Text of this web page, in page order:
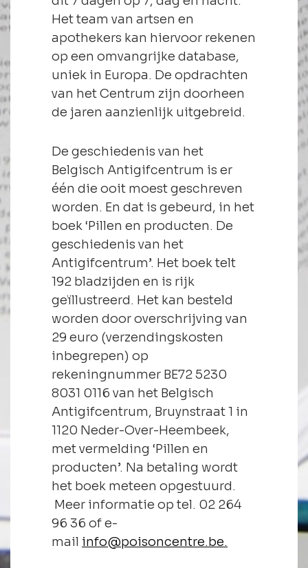
Het team van artsen en
apothekers kan hiervoor rekenen
op een omvangrijke database,
uniek in Europa. De opdrachten
van het Centrum zijn doorheen
de jaren aanzienlijk uitgebreid.
De geschiedenis van het
Belgisch Antigifcentrum is er
één die ooit moest geschreven
worden. En dat is gebeurd, in het
boek ‘Pillen en producten. De
geschiedenis van het
Antigifcentrum’. Het boek telt
192 bladzijden en is rijk
geïllustreerd. Het kan besteld
worden door overschrijving van
29 euro (verzendingskosten
inbegrepen) op
rekeningnummer BE72 5230
8031 0116 van het Belgisch
Antigifcentrum, Bruynstraat 1 in
1120 Neder-Over-Heembeek,
met vermelding ‘Pillen en
producten’. Na betaling wordt
het boek meteen opgestuurd.
Meer informatie op tel. 02 264
96 36 of e-
mail info@poisoncentre.be.